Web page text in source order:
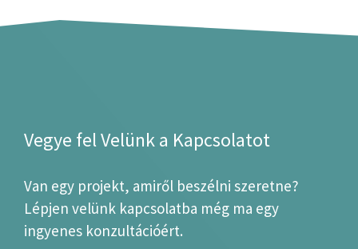
Vegye fel Velünk a Kapcsolatot
Van egy projekt, amiről beszélni szeretne?
Lépjen velünk kapcsolatba még ma egy
ingyenes konzultációért.